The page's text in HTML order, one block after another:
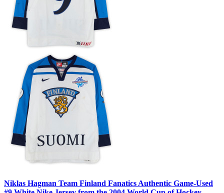
Niklas Hagman Team Finland Fanatics Authentic Game-Used